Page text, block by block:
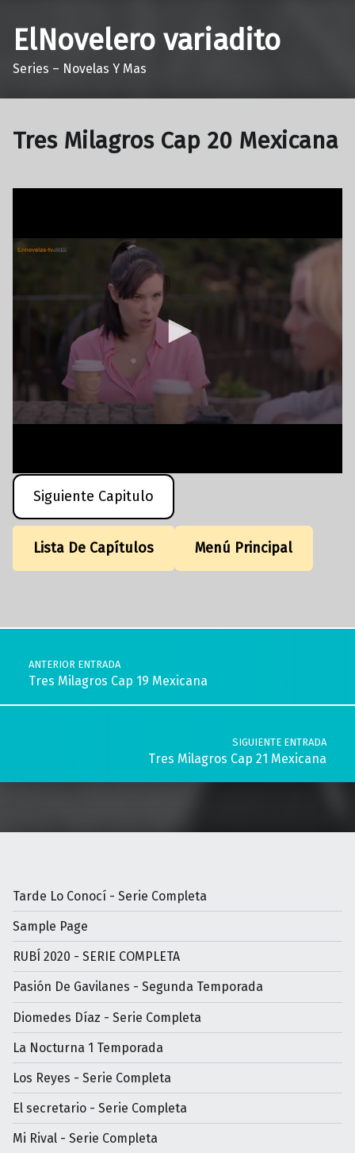
ElNovelero variadito
Series – Novelas Y Mas
Tres Milagros Cap 20 Mexicana
Siguiente Capitulo
Lista De Capítulos Menú Principal
Navegación de entradas
ANTERIOR ENTRADA
Tres Milagros Cap 19 Mexicana
SIGUIENTE ENTRADA
Tres Milagros Cap 21 Mexicana
Tarde Lo Conocí - Serie Completa
Sample Page
RUBÍ 2020 - SERIE COMPLETA
Pasión De Gavilanes - Segunda Temporada
Diomedes Díaz - Serie Completa
La Nocturna 1 Temporada
Los Reyes - Serie Completa
El secretario - Serie Completa
Mi Rival - Serie Completa